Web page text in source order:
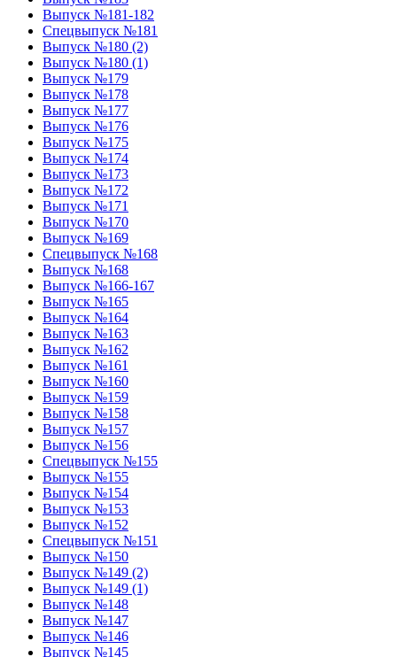
Выпуск №181-182
Спецвыпуск №181
Выпуск №180 (2)
Выпуск №180 (1)
Выпуск №179
Выпуск №178
Выпуск №177
Выпуск №176
Выпуск №175
Выпуск №174
Выпуск №173
Выпуск №172
Выпуск №171
Выпуск №170
Выпуск №169
Спецвыпуск №168
Выпуск №168
Выпуск №166-167
Выпуск №165
Выпуск №164
Выпуск №163
Выпуск №162
Выпуск №161
Выпуск №160
Выпуск №159
Выпуск №158
Выпуск №157
Выпуск №156
Спецвыпуск №155
Выпуск №155
Выпуск №154
Выпуск №153
Выпуск №152
Спецвыпуск №151
Выпуск №150
Выпуск №149 (2)
Выпуск №149 (1)
Выпуск №148
Выпуск №147
Выпуск №146
Выпуск №145